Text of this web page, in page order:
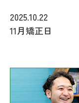
2025.10.22
11月矯正日